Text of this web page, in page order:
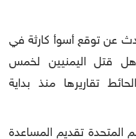
عن توقع أسوأ كارثة في
قتل اليمنيين لخمس
تقاريرها منذ بداية
المتحدة تقديم المساعدة